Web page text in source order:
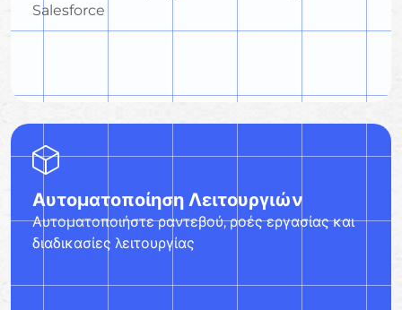
Salesforce
Αυτοματοποίηση Λειτουργιών
Αυτοματοποιήστε ραντεβού, ροές εργασίας και
διαδικασίες λειτουργίας